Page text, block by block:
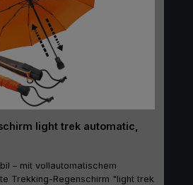
light trek automatic,
– mit vollautomatischem
Trekking-Regenschirm "light trek